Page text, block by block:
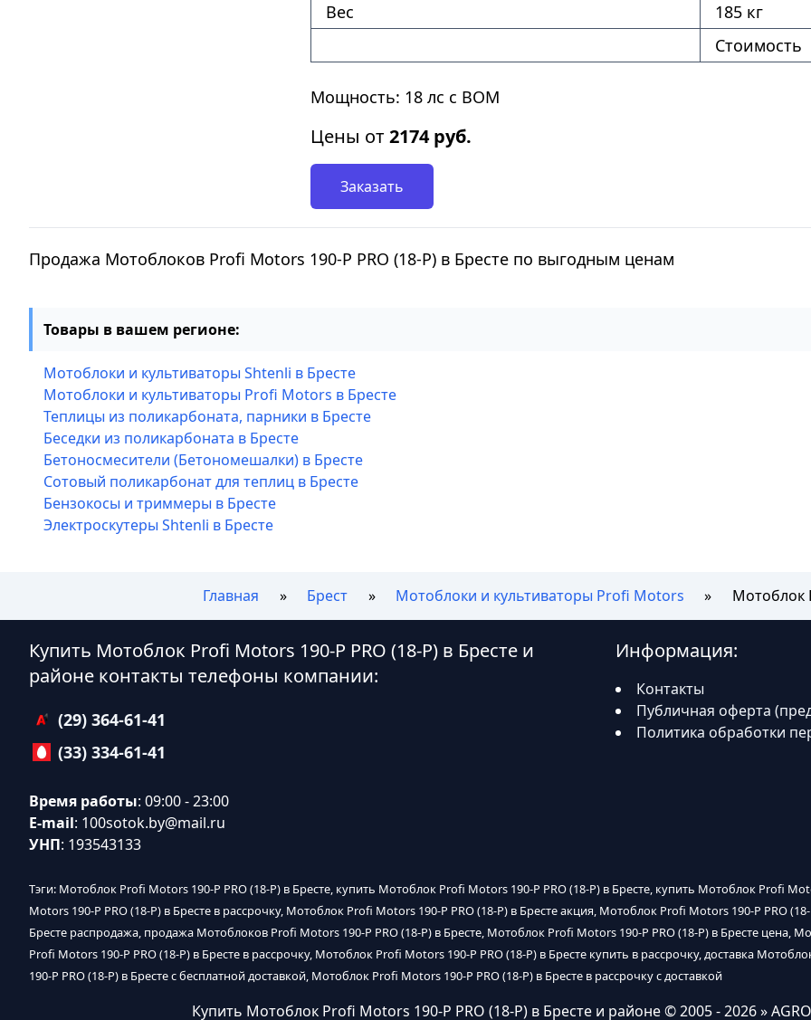
Вес
185 кг
Стоимость
Мощность: 18 лс с ВОМ
Цены от2174 руб.
Заказать
Продажа Мотоблоков Profi Motors 190-P PRO (18-P) в Бресте по выгодным ценам
Товары в вашем регионе:
Мотоблоки и культиваторы Shtenli в Бресте
Мотоблоки и культиваторы Profi Motors в Бресте
Теплицы из поликарбоната, парники в Бресте
Беседки из поликарбоната в Бресте
Бетоносмесители (Бетономешалки) в Бресте
Сотовый поликарбонат для теплиц в Бресте
Бензокосы и триммеры в Бресте
Электроскутеры Shtenli в Бресте
Главная Брест Мотоблоки и культиваторы Profi Motors Мотоблок
Купить Мотоблок Profi Motors 190-P PRO (18-P) в Бресте и
районе контакты телефоны компании:
(29) 364-61-41
(33) 334-61-41
Время работы: 09:00 - 23:00
E-mail: 100sotok.by@mail.ru
УНП: 193543133
Информация:
Контакты
Публичная оферта
Политика обработки
Тэги: Мотоблок Profi Motors 190-P PRO (18-P) в Бресте, купить Мотоблок Profi Motors 190-P PRO (18-P) в Бресте, купить Мотоблок Profi
Motors 190-P PRO (18-P) в Бресте в рассрочку, Мотоблок Profi Motors 190-P PRO (18-P) в Бресте акция, Мотоблок Profi Motors 190-P PRO
Бресте распродажа, продажа Мотоблоков Profi Motors 190-P PRO (18-P) в Бресте, Мотоблок Profi Motors 190-P PRO (18-P) в Бресте цена,
Profi Motors 190-P PRO (18-P) в Бресте в рассрочку, Мотоблок Profi Motors 190-P PRO (18-P) в Бресте купить в рассрочку, доставка
190-P PRO (18-P) в Бресте с бесплатной доставкой, Мотоблок Profi Motors 190-P PRO (18-P) в Бресте в рассрочку с доставкой
Купить Мотоблок Profi Motors 190-P PRO (18-P) в Бресте и районе© 2005 - 2026 »